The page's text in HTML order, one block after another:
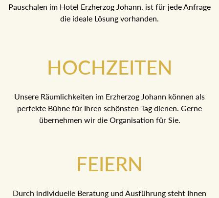
Pauschalen im Hotel Erzherzog Johann, ist für jede Anfrage
die ideale Lösung vorhanden.
HOCHZEITEN
Unsere Räumlichkeiten im Erzherzog Johann können als
perfekte Bühne für Ihren schönsten Tag dienen. Gerne
übernehmen wir die Organisation für Sie.
FEIERN
Durch individuelle Beratung und Ausführung steht Ihnen